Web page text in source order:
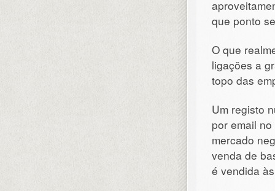
que ponto
O que
ligações a
topo das
Um registo
por email
mercado
venda de
é vendida